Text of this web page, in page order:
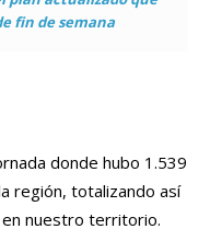
fin de semana
donde hubo 1.539
región, totalizando así
nuestro territorio.